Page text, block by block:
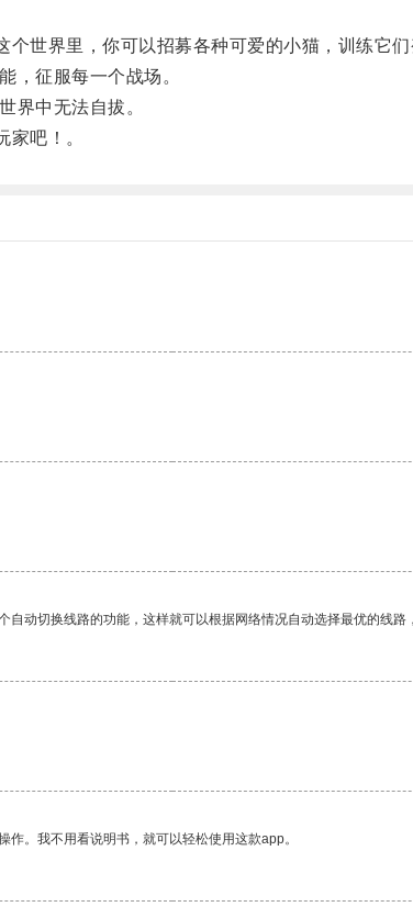
界里，你可以招募各种可爱的小猫，训练它们
征服每一个战场。
中无法自拔。
吧！。
动切换线路的功能，这样就可以根据网络情况自动选择最优的线路
。我不用看说明书，就可以轻松使用这款app。